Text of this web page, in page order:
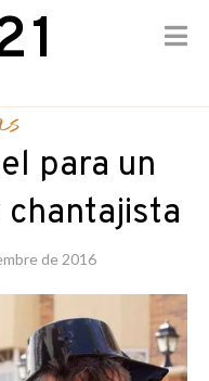
para un
de 2016